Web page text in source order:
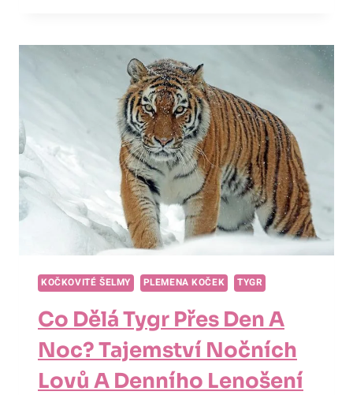
LAHŮDKY
PRO
KRÁLOVSKÝ
ŽIVOTNÍ
STYL!
KOČKOVITÉ ŠELMY PLEMENA KOČEK TYGR
Co Dělá Tygr Přes Den A
Noc? Tajemství Nočních
Lovů A Denního Lenošení